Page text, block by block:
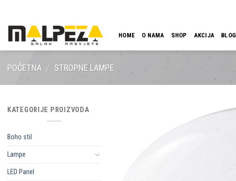
content
HOME O NAMA SHOP AKCIJA BLOG
POČETNA / STROPNE LAMPE
KATEGORIJE PROIZVODA
Boho stil
Lampe
LED Panel